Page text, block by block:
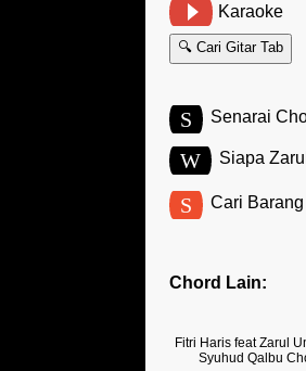
Karaoke
🔍 Cari Gitar Tab
S Senarai
W Siapa
S Cari
Chord Lain:
Fitri Haris feat Zarul
Syuhud Qalbu